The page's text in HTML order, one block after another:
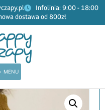
Infolinia: 9:00 - 18:00
dostawa od 800zł
Sweter z golfem wełna